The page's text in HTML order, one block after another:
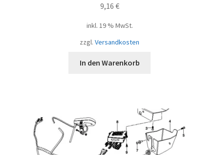
9,16 €
inkl. 19 % MwSt.
zzgl. Versandkosten
In den Warenkorb